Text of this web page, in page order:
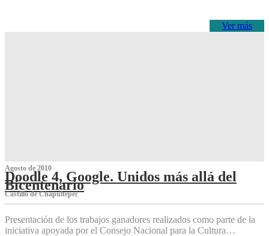
Ver más
Agosto de 2010
Doodle 4, Google. Unidos más allá del
Bicentenario
Castillo de Chapultepec
Presentación de los trabajos ganadores realizados como parte de la
iniciativa apoyada por el Consejo Nacional para la Cultura…